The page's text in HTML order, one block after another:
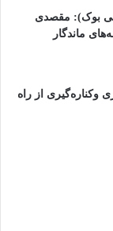
جعلها ذيل الأمم في
بالقوة والصلابة
بوک): مقصدی
ماندگار
وکناره‌گیری از راه